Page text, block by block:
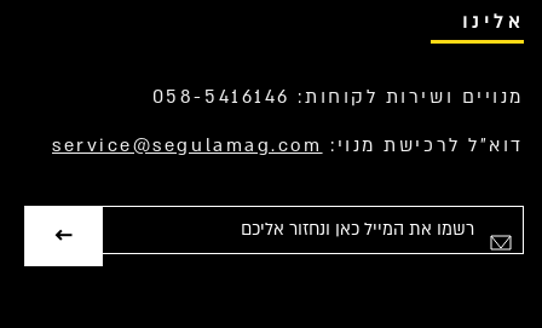
אלינו
מנויים ושירות לקוחות: 058-5416146
דוא”ל לרכישת מנוי: service@segulamag.com